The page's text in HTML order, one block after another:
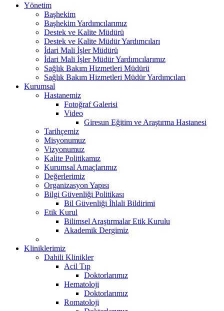
Yönetim
Başhekim
Başhekim Yardımcılarımız
Destek ve Kalite Müdürü
Destek ve Kalite Müdür Yardımcıları
İdari Mali İşler Müdürü
İdari Mali İşler Müdür Yardımcılarımız
Sağlık Bakım Hizmetleri Müdürü
Sağlık Bakım Hizmetleri Müdür Yardımcıları
Kurumsal
Hastanemiz
Fotoğraf Galerisi
Video
Giresun Eğitim ve Araştırma Hastanesi
Tarihçemiz
Misyonumuz
Vizyonumuz
Kalite Politikamız
Kurumsal Amaçlarımız
Değerlerimiz
Organizasyon Yapısı
Bilgi Güvenliği Politikası
Bil Güvenliği İhlali Bildirimi
Etik Kurul
Bilimsel Araştırmalar Etik Kurulu
Akademik Dergimiz
Kliniklerimiz
Dahili Klinikler
Acil Tıp
Doktorlarımız
Hematoloji
Doktorlarımız
Romatoloji